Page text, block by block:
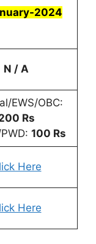
2024
N / A
EWS/OBC:
Rs
100 Rs
Here
Here